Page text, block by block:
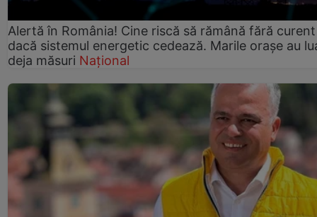
Alertă în România! Cine riscă să rămână fără curent
dacă sistemul energetic cedează. Marile orașe au
deja măsuri Național